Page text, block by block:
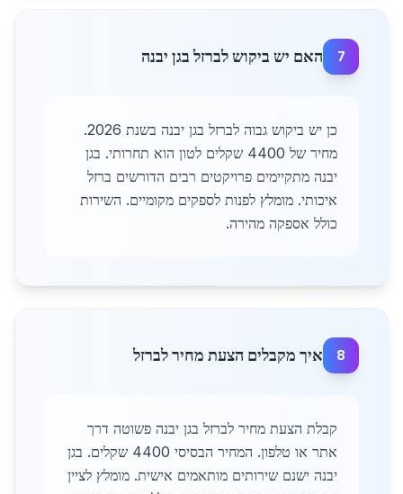
7 האם יש ביקוש לברזל בגן יבנה
כן יש ביקוש גבוה לברזל בגן יבנה בשנת 2026.
מחיר של 4400 שקלים לטון הוא תחרותי. בגן
יבנה מתקיימים פרויקטים רבים הדורשים ברזל
איכותי. מומלץ לפנות לספקים מקומיים. השירות
כולל אספקה מהירה.
8 איך מקבלים הצעת מחיר לברזל
קבלת הצעת מחיר לברזל בגן יבנה פשוטה דרך
אתר או טלפון. המחיר הבסיסי 4400 שקלים. בגן
יבנה ישנם שירותים מותאמים אישית. מומלץ לציין